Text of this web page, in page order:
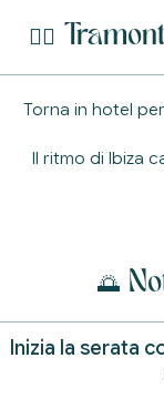
🧖‍♀️
Torna in hotel
Il ritmo di Ibiza
🌅
Inizia la serata